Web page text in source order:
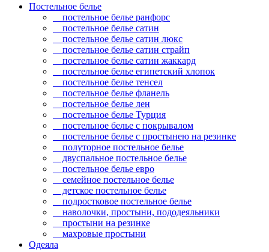
Постельное белье
постельное белье ранфорс
постельное белье сатин
постельное белье сатин люкс
постельное белье сатин страйп
постельное белье сатин жаккард
постельное белье египетский хлопок
постельное белье тенсел
постельное белье фланель
постельное белье лен
постельное белье Турция
постельное белье с покрывалом
постельное белье с простынею на резинке
полуторное постельное белье
двуспальное постельное белье
постельное белье евро
семейное постельное белье
детское постельное белье
подростковое постельное белье
наволочки, простыни, пододеяльники
простыни на резинке
махровые простыни
Одеяла